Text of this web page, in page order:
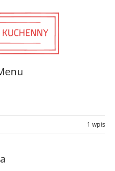
1 wpis